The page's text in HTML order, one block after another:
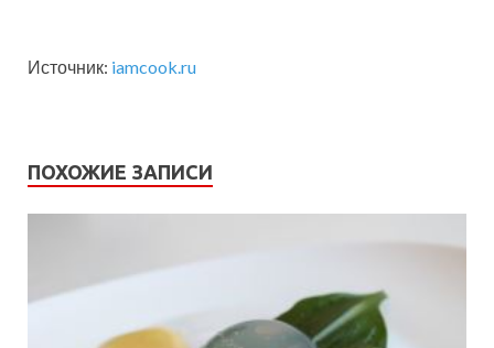
Источник: iamcook.ru
ПОХОЖИЕ ЗАПИСИ